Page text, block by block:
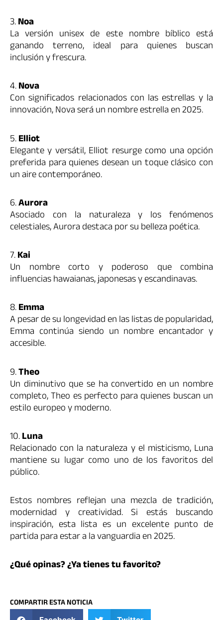
3.Noa
La versión unisex de este nombre bíblico está
ganando terreno, ideal para quienes buscan
inclusión y frescura.
4.Nova
Con significados relacionados con las estrellas y la
innovación, Nova será un nombre estrella en 2025.
5.Elliot
Elegante y versátil, Elliot resurge como una opción
preferida para quienes desean un toque clásico con
un aire contemporáneo.
6.Aurora
Asociado con la naturaleza y los fenómenos
celestiales, Aurora destaca por su belleza poética.
7.Kai
Un nombre corto y poderoso que combina
influencias hawaianas, japonesas y escandinavas.
8.Emma
A pesar de su longevidad en las listas de popularidad,
Emma continúa siendo un nombre encantador y
accesible.
9.Theo
Un diminutivo que se ha convertido en un nombre
completo, Theo es perfecto para quienes buscan un
estilo europeo y moderno.
10.Luna
Relacionado con la naturaleza y el misticismo, Luna
mantiene su lugar como uno de los favoritos del
público.
Estos nombres reflejan una mezcla de tradición,
modernidad y creatividad. Si estás buscando
inspiración, esta lista es un excelente punto de
partida para estar a la vanguardia en 2025.
¿Qué opinas? ¿Ya tienes tu favorito?
COMPARTIR ESTA NOTICIA